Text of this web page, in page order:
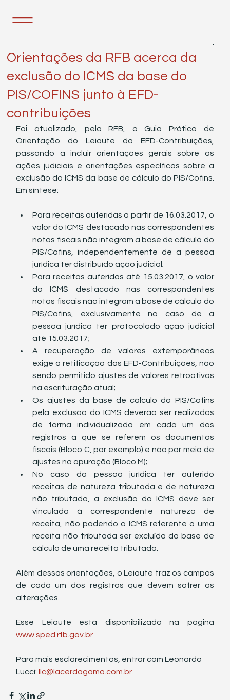
Orientações da RFB acerca da
exclusão do ICMS da base do
PIS/COFINS junto à EFD-
contribuições
Foi atualizado, pela RFB, o Guia Prático de
Orientação do Leiaute da EFD-Contribuições,
passando a incluir orientações gerais sobre as
ações judiciais e orientações específicas sobre a
exclusão do ICMS da base de cálculo do PIS/Cofins.
Em síntese:
Para receitas auferidas a partir de 16.03.2017, o
valor do ICMS destacado nas correspondentes
notas fiscais não integram a base de cálculo do
PIS/Cofins, independentemente de a pessoa
jurídica ter distribuído ação judicial;
Para receitas auferidas até 15.03.2017, o valor
do ICMS destacado nas correspondentes
notas fiscais não integram a base de cálculo do
PIS/Cofins, exclusivamente no caso de a
pessoa jurídica ter protocolado ação judicial
até 15.03.2017;
A recuperação de valores extemporâneos
exige a retificação das EFD-Contribuições, não
sendo permitido ajustes de valores retroativos
na escrituração atual;
Os ajustes da base de cálculo do PIS/Cofins
pela exclusão do ICMS deverão ser realizados
de forma individualizada em cada um dos
registros a que se referem os documentos
fiscais (Bloco C, por exemplo) e não por meio de
ajustes na apuração (Bloco M);
No caso da pessoa jurídica ter auferido
receitas de natureza tributada e de natureza
não tributada, a exclusão do ICMS deve ser
vinculada à correspondente natureza de
receita, não podendo o ICMS referente a uma
receita não tributada ser excluída da base de
cálculo de uma receita tributada.
Além dessas orientações, o Leiaute traz os campos
de cada um dos registros que devem sofrer as
alterações.
www.sped.rfb.gov.br
Para mais esclarecimentos, entrar com Leonardo
Lucci:
llc@lacerdagama.com.br